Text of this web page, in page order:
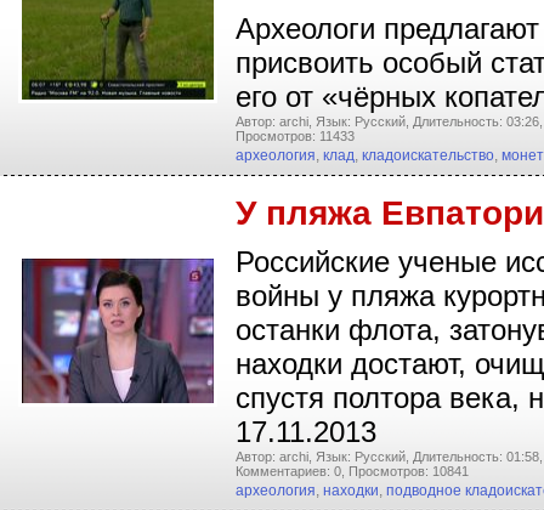
Археологи
присвоить особый
его от «чёрных
Автор: archi, Язык: Русский, Длительность: 03:26,
Просмотров: 11433
археология, клад, кладоискательство,
У пляжа
Российские ученые
войны у пляжа
останки флота,
находки достают,
спустя полтора
17.11.2013
Автор: archi, Язык: Русский, Длительность: 01:58,
Комментариев: 0, Просмотров: 10841
археология, находки, подводное